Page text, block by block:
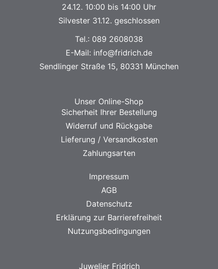
24.12. 10:00 bis 14:00 Uhr
Silvester 31.12. geschlossen
Tel.: 089 2608038
E-Mail: info@fridrich.de
Sendlinger Straße 15, 80331 München
Unser Online-Shop
Sicherheit Ihrer Bestellung
Widerruf und Rückgabe
Lieferung / Versandkosten
Zahlungsarten
Impressum
AGB
Datenschutz
Erklärung zur Barrierefreiheit
Nutzungsbedingungen
Juwelier Fridrich